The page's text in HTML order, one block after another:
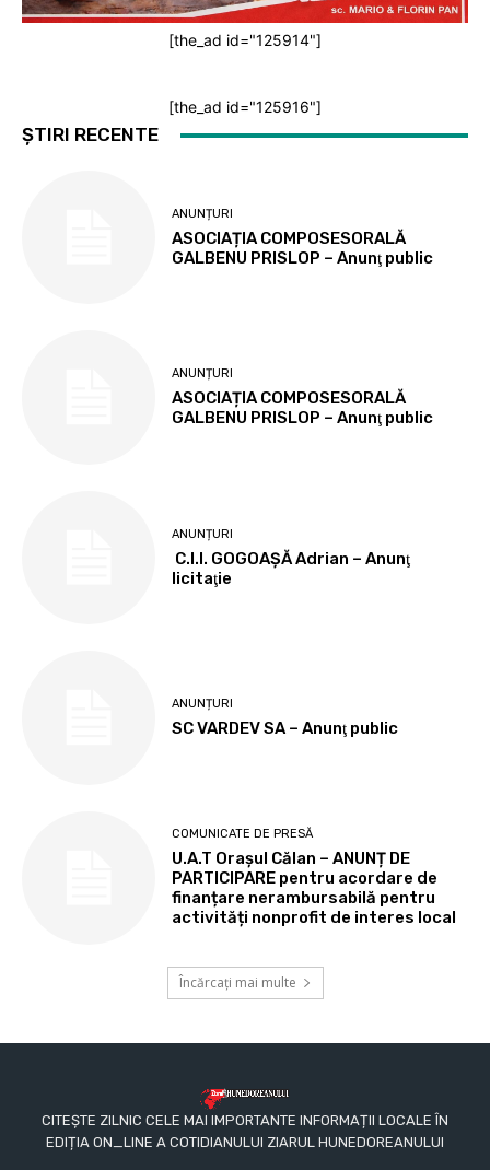
[the_ad id="125914"]
[the_ad id="125916"]
ȘTIRI RECENTE
ANUNȚURI
ASOCIAȚIA COMPOSESORALĂ
GALBENU PRISLOP – Anunţ public
ANUNȚURI
ASOCIAȚIA COMPOSESORALĂ
GALBENU PRISLOP – Anunţ public
ANUNȚURI
C.I.I. GOGOAŞĂ Adrian – Anunţ
licitaţie
ANUNȚURI
SC VARDEV SA – Anunţ public
COMUNICATE DE PRESĂ
U.A.T Orașul Călan – ANUNȚ DE
PARTICIPARE pentru acordare de
finanțare nerambursabilă pentru
activități nonprofit de interes local
Încărcați mai multe
CITEȘTE ZILNIC CELE MAI IMPORTANTE INFORMAȚII LOCALE ÎN
EDIȚIA ON_LINE A COTIDIANULUI ZIARUL HUNEDOREANULUI